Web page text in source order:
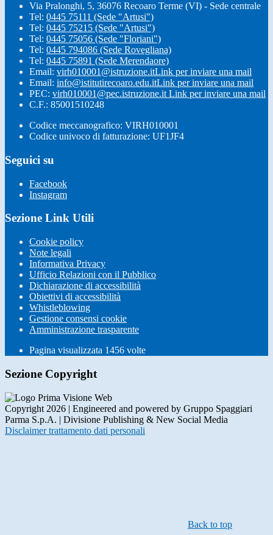
Via Pralonghi, 5, 36076 Recoaro Terme (VI) - Sede centrale
Tel: 0445 75111 (Sede "Artusi")
Tel: 0445 75215 (Sede "Artusi")
Tel: 0445 75056 (Sede "Floriani")
Tel: 0445 794086 (Sede Rovegliana)
Tel: 0445 75891 (Sede Merendaore)
Email: virh010001@istruzione.itLink per inviare una mail
Email: info@istitutirecoaro.edu.itLink per inviare una mail
PEC: virh010001@pec.istruzione.it Link per inviare una mail
C.F.: 85001510248
Codice meccanografico: VIRH010001
Codice univoco di fatturazione: UF1JF4
Seguici su
Facebook
Instagram
Sezione Link Utili
Cookie policy
Note legali
Informativa Privacy
Ufficio Relazioni con il Pubblico
Dichiarazione di accessibilità
Obiettivi di accessibilità
Whistleblowing
Gestione consensi cookie
Amministrazione trasparente
Pagina visualizzata 1456 volte
Sezione Copyright
Copyright 2026 | Engineered and powered by Gruppo Spaggiari
Parma S.p.A. | Divisione Publishing & New Social Media
Disclaimer trattamento dati personali
Back to top